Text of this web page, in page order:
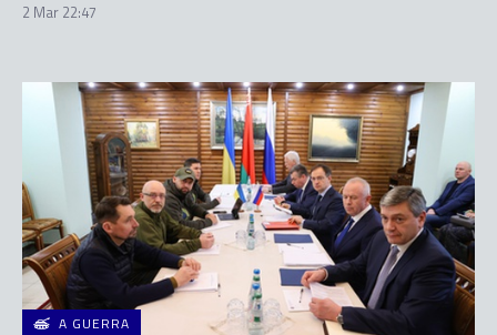
2 Mar 22:47
A GUERRA